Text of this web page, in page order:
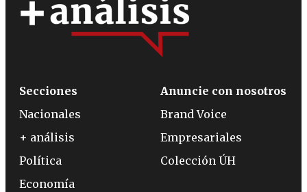
Secciones
Nacionales
+ análisis
Política
Economía
Anuncie con nosotros
Brand Voice
Empresariales
Colección ÚH